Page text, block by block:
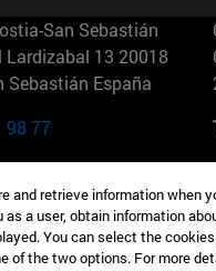
San Sebastián
Lardizabal 13 20018
Sebastián España
98 77
10019-2201 Nueva York
and retrieve information when
a user, obtain information
You can select the
of the two options. For more